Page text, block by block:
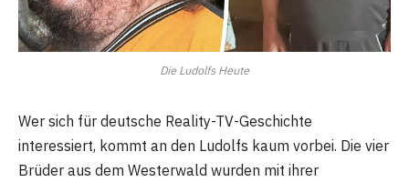
Die Ludolfs Heute
Wer sich für deutsche Reality-TV-Geschichte
interessiert, kommt an den Ludolfs kaum vorbei. Die vier
Brüder aus dem Westerwald wurden mit ihrer